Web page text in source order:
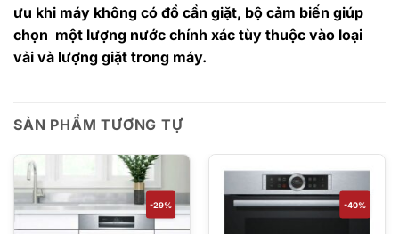
ưu khi máy không có đồ cần giặt, bộ cảm biến giúp
chọn một lượng nước chính xác tùy thuộc vào loại
vải và lượng giặt trong máy.
SẢN PHẨM TƯƠNG TỰ
-29% -40%